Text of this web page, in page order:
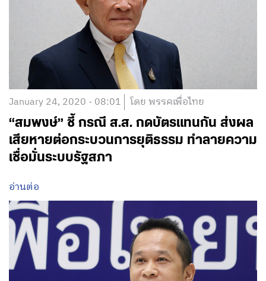
January 24, 2020 - 08:01 โดย พรรคเพื่อไทย
“สมพงษ์” ชี้ กรณี ส.ส. กดบัตรแทนกัน ส่งผล
เสียหายต่อกระบวนการยุติธรรม ทำลายความ
เชื่อมั่นระบบรัฐสภา
อ่านต่อ